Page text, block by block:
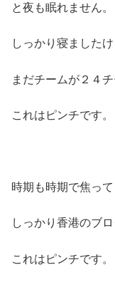
と夜も眠れません。
しっかり寝ましたけ
まだチームが２４
これはピンチです。
時期も時期で焦っ
しっかり香港のブ
これはピンチです。